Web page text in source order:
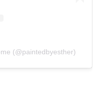
(@paintedbyesther)